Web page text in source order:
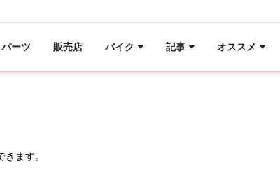
パーツ 販売店 バイク 記事 オススメ
ます。